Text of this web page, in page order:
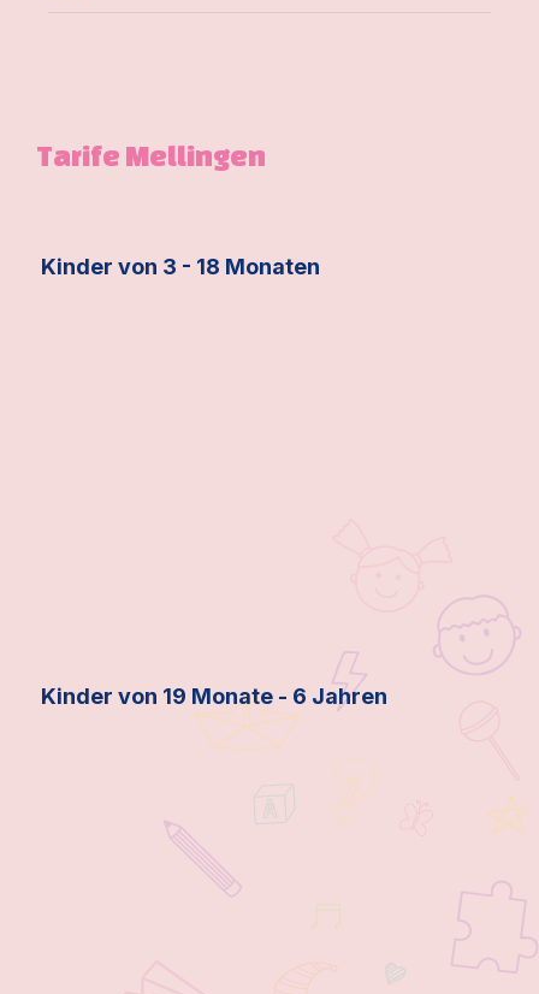
Tarife Mellingen
Kinder von 3 - 18 Monaten
Kinder von 19 Monate - 6 Jahren